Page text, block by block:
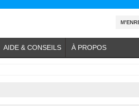
AIDE & CONSEILS À PROPOS